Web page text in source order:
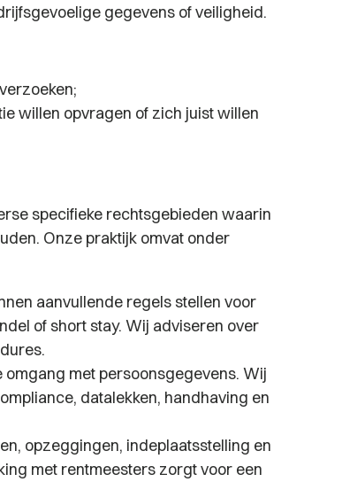
gegevens of veiligheid.
willen opvragen of zich juist willen
specifieke rechtsgebieden waarin
Onze praktijk omvat onder
aanvullende regels stellen voor
of short stay. Wij adviseren over
omgang met persoonsgegevens. Wij
datalekken, handhaving en
opzeggingen, indeplaatsstelling en
met rentmeesters zorgt voor een